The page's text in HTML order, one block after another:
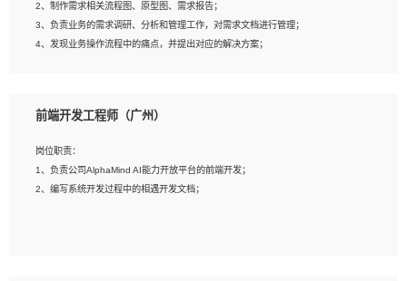
Apache、Nginx、Zabbix、Kafka等
5、熟悉主流虚拟化技术，如：VMware、KVM
6、具备网络方面的基础知识，熟悉常见的网络协议，如TCP/IP，转发原理，路由优
8、有良好的文档编写能力和沟通能力，有RHCE证书优先
2、制作需求相关流程图、原型图、需求报告；
3、负责业务的需求调研、分析和管理工作，对需求文档进行管理；
4、发现业务操作流程中的痛点，并提出对应的解决方案；
岗位要求：
2、熟悉产品及需求规划工具，如:Axure、Xmind、MS Project等；
3、具备良好的交流协调能力，有较强的责任感、工作积极主动；
4、有较强的系统需求分析、文档编写能力、沟通能力；
前端开发工程师（广州）
岗位职责：
1、负责公司AlphaMind AI能力开放平台的前端开发；
2、编写系统开发过程中的相遇开发文档；